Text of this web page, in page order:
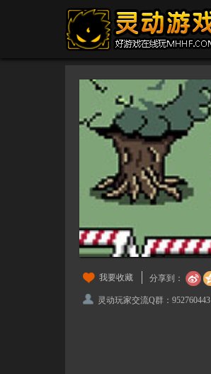
我要收藏 分享到：
灵动玩家交流Q群：952760443